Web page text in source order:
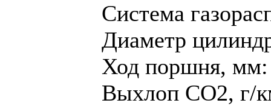
Система
Диaметр
Ход поршня, мм:
Выхлоп CO2, г/